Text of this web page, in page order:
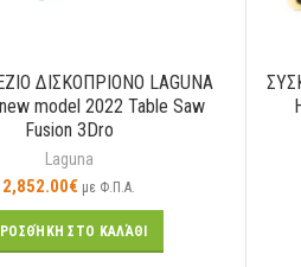
ΔΙΣΚΟΠΡΙΟΝΟ LAGUNA
model 2022 Table Saw
Fusion 3Dro
Laguna
2,852.00€ με Φ.Π.Α.
ΣΤΟ ΚΑΛΆΘΙ